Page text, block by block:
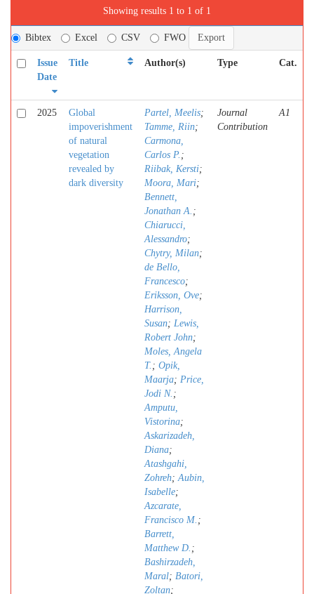
Showing results 1 to 1 of 1
Bibtex Excel CSV FWO
Issue
Date
Title Author(s) Type Cat.
2025
Global
impoverishment
of natural
vegetation
revealed by
dark diversity
Partel, Meelis;
Tamme, Riin;
Carmona,
Carlos P. ;
Riibak, Kersti;
Moora, Mari;
Bennett,
Jonathan A. ;
Chiarucci,
Alessandro;
Chytry, Milan;
de Bello,
Francesco;
Eriksson, Ove;
Harrison,
Susan; Lewis,
Robert John;
Moles, Angela
T. ; Opik,
Maarja; Price,
Jodi N. ;
Amputu,
Vistorina;
Askarizadeh,
Diana;
Atashgahi,
Zohreh;Aubin,
Isabelle;
Azcarate,
Francisco M. ;
Barrett,
Matthew D. ;
Bashirzadeh,
Maral; Batori,
Zoltan;
Journal
Contribution
A1